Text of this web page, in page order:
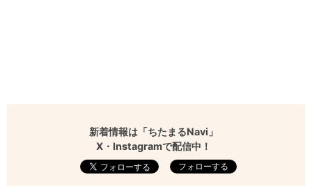
新着情報は「ちたまるNavi」
X・Instagramで配信中！
フォローする